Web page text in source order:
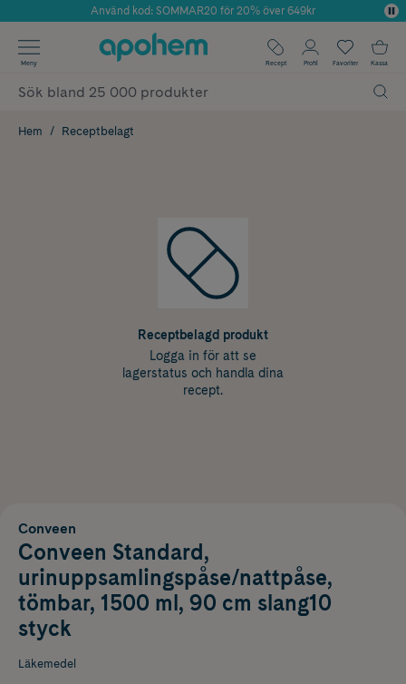
Årets Butik 2025 inom Skönhet
Använd kod: SOMMAR20 för 20% över 649kr
✓ Fri frakt
✓ Poäng på alla köp*
Meny Recept Profil Favoriter Kassa
Hem Receptbelagt
Receptbelagd produkt
Logga in för att se
lagerstatus och handla dina
recept.
Conveen
Conveen Standard,
urinuppsamlingspåse/nattpåse,
tömbar, 1500 ml, 90 cm slang10
styck
Läkemedel